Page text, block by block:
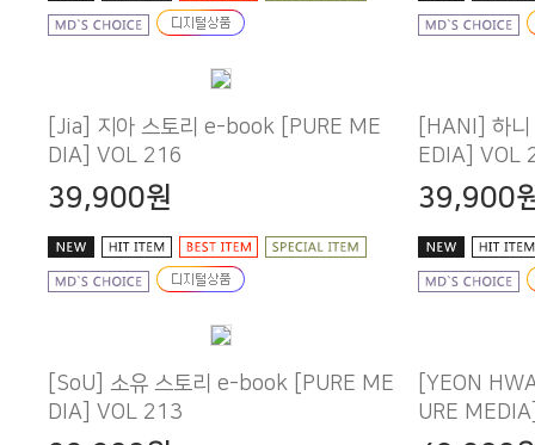
DIA] VOL 216
39,900원
EDIA] VOL
39,900
DIA] VOL 213 URE